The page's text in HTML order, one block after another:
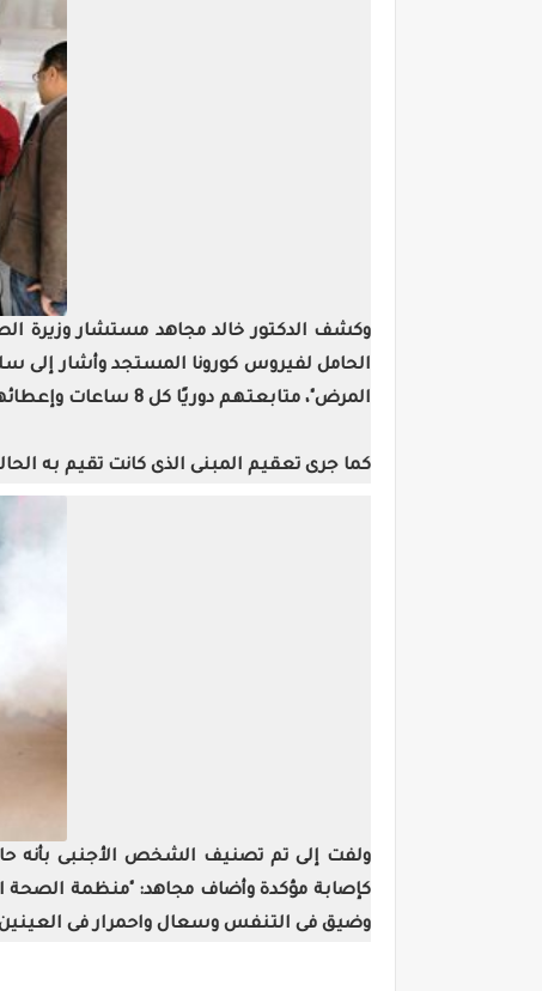
وكشف الدكتور خالد مجاهد مستشار وزيرة
المرض"، متابعتهم دوريًا كل 8 ساعات وإعطائهم الإرشادات الصحية الواجب اتباعها
كما جرى تعقيم المبنى الذى كانت تقيم به
ولفت إلى تم تصنيف الشخص الأجنبى بأنه
وضيق فى التنفس وسعال واحمرار فى